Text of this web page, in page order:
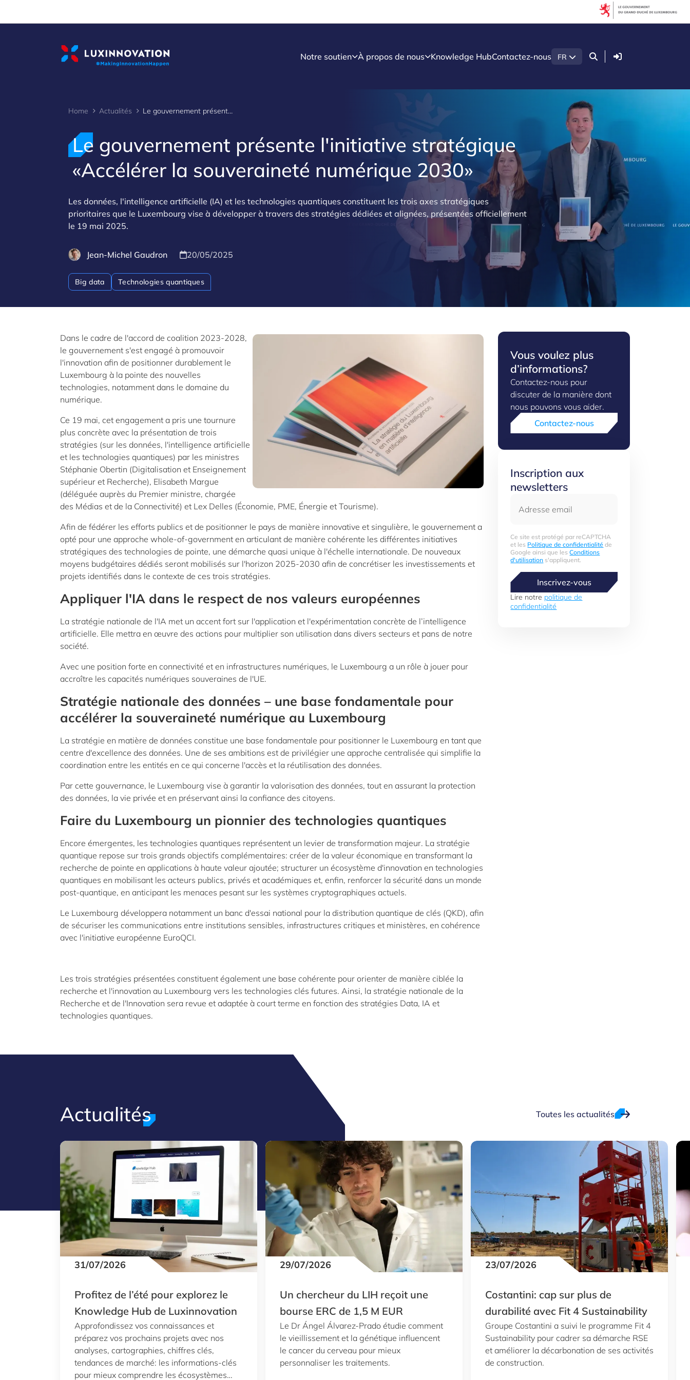
Notre soutien À propos de nous Knowledge HubContactez-nous FR Connexion
Home Actualités Le gouvernement présente l'initiative stratégique «Accélérer la souveraineté numérique 2030»
Le gouvernement présente l'initiative stratégique
«Accélérer la souveraineté numérique 2030»
Les données, l'intelligence artificielle (IA) et les technologies quantiques constituent les trois axes stratégiques
prioritaires que le Luxembourg vise à développer à travers des stratégies dédiées et alignées, présentées officiellement
le 19 mai 2025.
Jean-Michel Gaudron 20/05/2025
Big data Technologies quantiques
Dans le cadre de l'accord de coalition 2023-2028,
le gouvernement s'est engagé à promouvoir
l'innovation afin de positionner durablement le
Luxembourg à la pointe des nouvelles
technologies, notamment dans le domaine du
numérique.
Ce 19 mai, cet engagement a pris une tournure
plus concrète avec la présentation de trois
stratégies (sur les données, l'intelligence artificielle
et les technologies quantiques) par les ministres
Stéphanie Obertin (Digitalisation et Enseignement
supérieur et Recherche), Elisabeth Margue
(déléguée auprès du Premier ministre, chargée
des Médias et de la Connectivité) et Lex Delles (Économie, PME, Énergie et Tourisme).
Afin de fédérer les efforts publics et de positionner le pays de manière innovative et singulière, le gouvernement a
opté pour une approche whole-of-government en articulant de manière cohérente les différentes initiatives
stratégiques des technologies de pointe, une démarche quasi unique à l'échelle internationale. De nouveaux
moyens budgétaires dédiés seront mobilisés sur l'horizon 2025-2030 afin de concrétiser les investissements et
projets identifiés dans le contexte de ces trois stratégies.
Appliquer l'IA dans le respect de nos valeurs européennes
La stratégie nationale de l'IA met un accent fort sur l'application et l'expérimentation concrète de l’intelligence
artificielle. Elle mettra en œuvre des actions pour multiplier son utilisation dans divers secteurs et pans de notre
société.
Avec une position forte en connectivité et en infrastructures numériques, le Luxembourg a un rôle à jouer pour
accroître les capacités numériques souveraines de l'UE.
Stratégie nationale des données – une base fondamentale pour
accélérer la souveraineté numérique au Luxembourg
La stratégie en matière de données constitue une base fondamentale pour positionner le Luxembourg en tant que
centre d'excellence des données. Une de ses ambitions est de privilégier une approche centralisée qui simplifie la
coordination entre les entités en ce qui concerne l'accès et la réutilisation des données.
Par cette gouvernance, le Luxembourg vise à garantir la valorisation des données, tout en assurant la protection
des données, la vie privée et en préservant ainsi la confiance des citoyens.
Faire du Luxembourg un pionnier des technologies quantiques
Encore émergentes, les technologies quantiques représentent un levier de transformation majeur. La stratégie
quantique repose sur trois grands objectifs complémentaires: créer de la valeur économique en transformant la
recherche de pointe en applications à haute valeur ajoutée; structurer un écosystème d'innovation en technologies
quantiques en mobilisant les acteurs publics, privés et académiques et, enfin, renforcer la sécurité dans un monde
post-quantique, en anticipant les menaces pesant sur les systèmes cryptographiques actuels.
Le Luxembourg développera notamment un banc d'essai national pour la distribution quantique de clés (QKD), afin
de sécuriser les communications entre institutions sensibles, infrastructures critiques et ministères, en cohérence
avec l'initiative européenne EuroQCI.
Les trois stratégies présentées constituent également une base cohérente pour orienter de manière ciblée la
recherche et l'innovation au Luxembourg vers les technologies clés futures. Ainsi, la stratégie nationale de la
Recherche et de l'Innovation sera revue et adaptée à court terme en fonction des stratégies Data, IA et
technologies quantiques.
Vous voulez plus
d’informations?
Contactez-nous pour
discuter de la manière dont
nous pouvons vous aider.
Contactez-nous
Inscription aux
newsletters
Ce site est protégé par reCAPTCHA
et les Politique de confidentialité de
Google ainsi que lesConditions
d'utilisation s'appliquent.
Inscrivez-vous
Lire notre politique de
confidentialité
Actualités Toutes les actualités
31/07/2026
Profitez de l’été pour explorez le
Knowledge Hub de Luxinnovation
Approfondissez vos connaissances et
préparez vos prochains projets avec nos
analyses, cartographies, chiffres clés,
tendances de marché: les informations-clés
pour mieux comprendre les écosystèmes
29/07/2026
Un chercheur du LIH reçoit une
bourse ERC de 1,5 M EUR
Le Dr Ángel Álvarez-Prado étudie comment
le vieillissement et la génétique influencent
le cancer du cerveau pour mieux
personnaliser les traitements.
23/07/2026
Costantini: cap sur plus de
durabilité avec Fit 4 Sustainability
Groupe Costantini a suivi le programme Fit 4
Sustainability pour cadrer sa démarche RSE
et améliorer la décarbonation de ses activités
de construction.